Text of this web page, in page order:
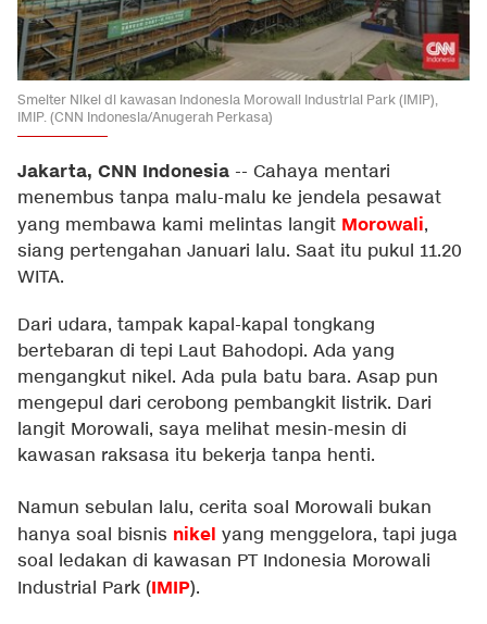
Smelter Nikel di kawasan Indonesia Morowali Industrial Park (IMIP),
IMIP. (CNN Indonesia/Anugerah Perkasa)
Jakarta, CNN Indonesia -- Cahaya mentari
menembus tanpa malu-malu ke jendela pesawat
yang membawa kami melintas langit Morowali,
siang pertengahan Januari lalu. Saat itu pukul 11.20
WITA.
Dari udara, tampak kapal-kapal tongkang
bertebaran di tepi Laut Bahodopi. Ada yang
mengangkut nikel. Ada pula batu bara. Asap pun
mengepul dari cerobong pembangkit listrik. Dari
langit Morowali, saya melihat mesin-mesin di
kawasan raksasa itu bekerja tanpa henti.
Namun sebulan lalu, cerita soal Morowali bukan
hanya soal bisnis nikel yang menggelora, tapi juga
soal ledakan di kawasan PT Indonesia Morowali
Industrial Park (IMIP).